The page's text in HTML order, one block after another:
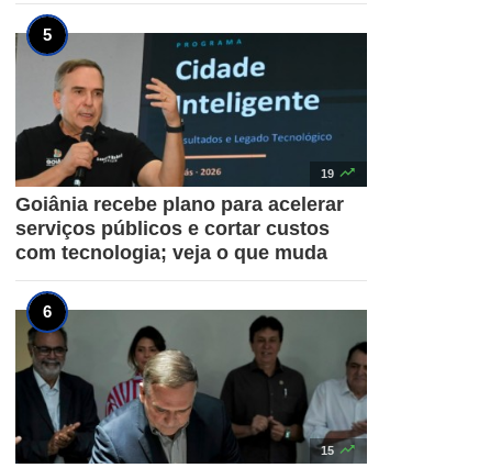
19 
Goiânia recebe plano para acelerar
serviços públicos e cortar custos
com tecnologia; veja o que muda
15 